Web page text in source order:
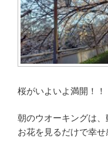
桜がいよいよ満開！！
朝のウオーキングは
お花を見るだけで幸せ